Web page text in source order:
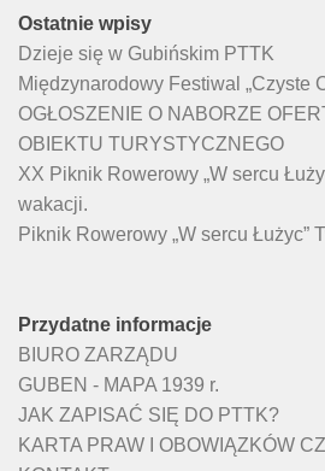
Ostatnie wpisy
Dzieje się w Gubińskim PTTK
Międzynarodowy Festiwal „Czyste
OGŁOSZENIE O NABORZE
OBIEKTU TURYSTYCZNEGO
XX Piknik Rowerowy „W sercu
wakacji.
Piknik Rowerowy „W sercu Łużyc”
Przydatne informacje
BIURO ZARZĄDU
GUBEN - MAPA 1939 r.
JAK ZAPISAĆ SIĘ DO PTTK?
KARTA PRAW I OBOWIĄZKÓW